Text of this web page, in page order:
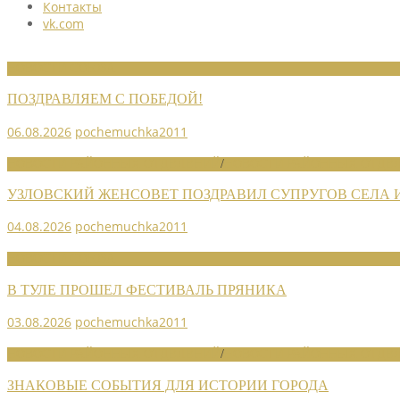
Контакты
vk.com
ПОЗДРАВЛЯЕМ С ПОБЕДОЙ!
06.08.2026 pochemuchka2011
/
УЗЛОВСКИЙ ЖЕНСОВЕТ ПОЗДРАВИЛ СУПРУГОВ СЕЛА
04.08.2026 pochemuchka2011
В ТУЛЕ ПРОШЕЛ ФЕСТИВАЛЬ ПРЯНИКА
03.08.2026 pochemuchka2011
/
ЗНАКОВЫЕ СОБЫТИЯ ДЛЯ ИСТОРИИ ГОРОДА